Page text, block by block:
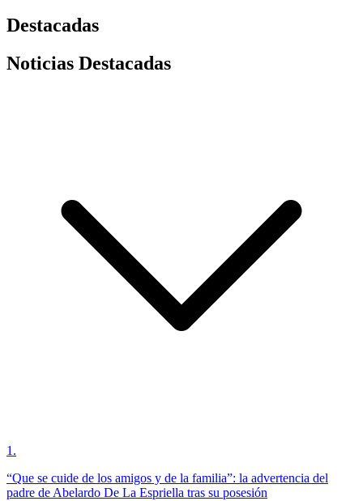
Destacadas
Noticias Destacadas
1 .
“Que se cuide de los amigos y de la familia”: la advertencia del
padre de Abelardo De La Espriella tras su posesión